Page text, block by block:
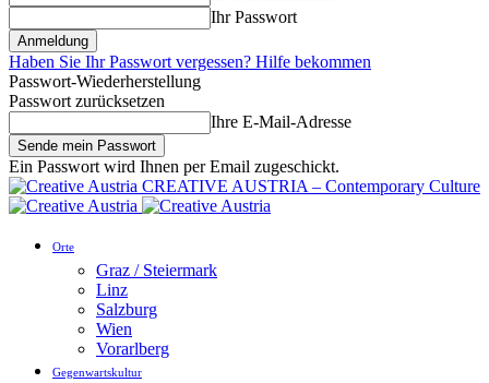
Ihr Passwort
Haben Sie Ihr Passwort vergessen? Hilfe bekommen
Passwort-Wiederherstellung
Passwort zurücksetzen
Ihre E-Mail-Adresse
Ein Passwort wird Ihnen per Email zugeschickt.
CREATIVE AUSTRIA – Contemporary Culture
Orte
Graz / Steiermark
Linz
Salzburg
Wien
Vorarlberg
Gegenwartskultur